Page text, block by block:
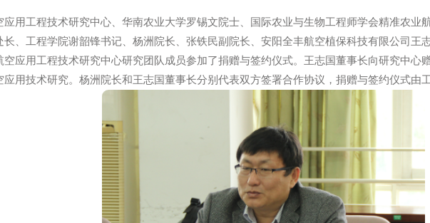
，安阳全丰航空植保科技有限公司与华南农业大学在工程学院北楼404会议室举
空应用工程技术研究中心、华南农业大学罗锡文院士、国际农业与生物工程师
超处长、工程学院谢韶锋书记、杨洲院长、张铁民副院长、安阳全丰航空植保科
业航空应用工程技术研究中心研究团队成员参加了捐赠与签约仪式。王志国董事
航空应用技术研究。杨洲院长和王志国董事长分别代表双方签署合作协议，捐赠